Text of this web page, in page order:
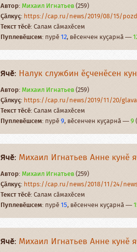
Автор:Михаил Игнатьев(259)
Ҫӑлкуҫ:https://cap.ru/news/2019/08/15/
Текст тӗсӗ: Салам сӑмахӗсем
Пуплевӗшсем: пурӗ12, вӗсенчен куҫарнӑ —
Ячӗ: Налук службин ӗҫченӗсен
Автор:Михаил Игнатьев(259)
Ҫӑлкуҫ:https://cap.ru/news/2019/11/20/
Текст тӗсӗ: Салам сӑмахӗсем
Пуплевӗшсем: пурӗ9, вӗсенчен куҫарнӑ —9
Ячӗ: Михаил Игнатьев Анне кунӗ
Автор:Михаил Игнатьев(259)
Ҫӑлкуҫ:https://cap.ru/news/2018/11/24/
Текст тӗсӗ: Салам сӑмахӗсем
Пуплевӗшсем: пурӗ15, вӗсенчен куҫарнӑ —
Ячӗ: Михаил Игнатьев Анне кунӗ